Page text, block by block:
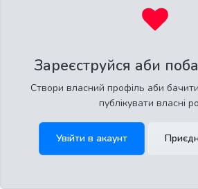
Зареєструйся аби
Створи власний профіль аби
публікувати власні
Увійти в акаунт